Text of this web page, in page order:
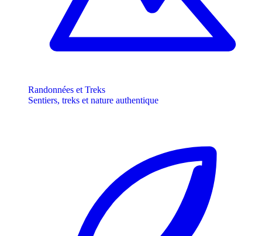
Randonnées et Treks
Sentiers, treks et nature authentique